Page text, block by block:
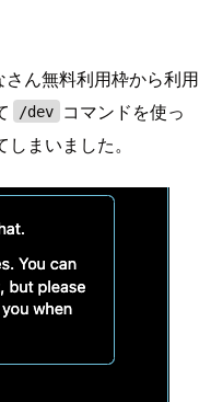
ん無料利用枠から利用
/dev
コマンドを使っ
まいました。